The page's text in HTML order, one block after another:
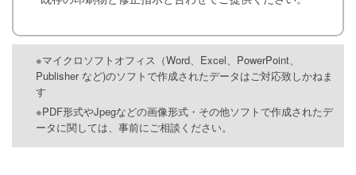
マイクロソフトオフィス（Word、Excel、PowerPoint、
Publisher など)のソフトで作成されたデータはご対応致しかねま
す
PDF形式やJpegなどの画像形式・その他ソフトで作成されたデ
ータに関しては、事前にご相談ください。